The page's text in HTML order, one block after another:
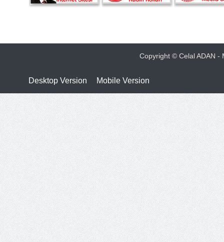
Copyright © Celal ADAN -
Desktop Version Mobile Version